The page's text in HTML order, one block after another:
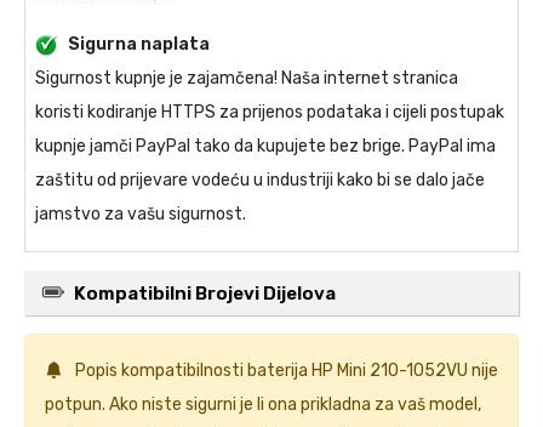
Sigurna naplata
Sigurnost kupnje je zajamčena! Naša internet stranica
koristi kodiranje HTTPS za prijenos podataka i cijeli postupak
kupnje jamči PayPal tako da kupujete bez brige. PayPal ima
zaštitu od prijevare vodeću u industriji kako bi se dalo jače
jamstvo za vašu sigurnost.
Kompatibilni Brojevi Dijelova
Popis kompatibilnosti baterija HP Mini 210-1052VU nije
potpun. Ako niste sigurni je li ona prikladna za vaš model,